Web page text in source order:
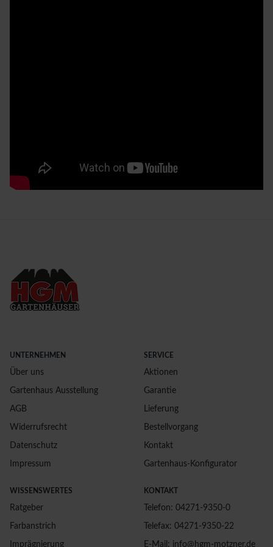
UNTERNEHMEN
Über uns
Gartenhaus Ausstellung
AGB
Widerrufsrecht
Datenschutz
Impressum
SERVICE
Aktionen
Garantie
Lieferung
Bestellvorgang
Kontakt
Gartenhaus-Konfigurator
WISSENSWERTES
Ratgeber
Farbanstrich
Imprägnierung
KONTAKT
Telefon: 04271-9350-0
Telefax: 04271-9350-22
E-Mail: info@hgm-motzner.de